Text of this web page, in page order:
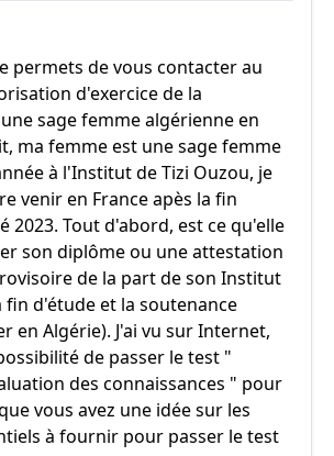
permets de vous contacter au
d'exercice de la
sage femme algérienne en
ma femme est une sage femme
à l'Institut de Tizi Ouzou, je
venir en France apès la fin
2023. Tout d'abord, est ce qu'elle
son diplôme ou une attestation
de la part de son Institut
fin d'étude et la soutenance
en Algérie). J'ai vu sur Internet,
de passer le test "
des connaissances " pour
vous avez une idée sur les
à fournir pour passer le test